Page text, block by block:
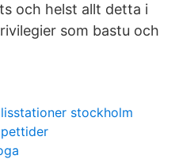
och helst allt detta i
som bastu och
stockholm